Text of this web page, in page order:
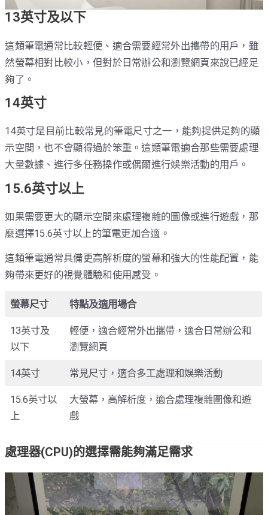
13英寸及以下
這類筆電通常比較輕便、適合需要經常外出攜帶的用戶，雖
然螢幕相對比較小，但對於日常辦公和瀏覽網頁來說已經足
夠了。
14英寸
14英寸是目前比較常見的筆電尺寸之一，能夠提供足夠的顯
示空間，也不會顯得過於笨重。這類筆電適合那些需要處理
大量數據、進行多任務操作或偶爾進行娛樂活動的用戶。
15.6英寸以上
如果需要更大的顯示空間來處理複雜的圖像或進行遊戲，那
麼選擇15.6英寸以上的筆電更加合適。
這類筆電通常具備更高解析度的螢幕和強大的性能配置，能
夠帶來更好的視覺體驗和使用感受。
螢幕尺寸 特點及適用場合
13英寸及
以下
輕便，適合經常外出攜帶，適合日常辦公和
瀏覽網頁
14英寸 常見尺寸，適合多工處理和娛樂活動
15.6英寸以
上
大螢幕，高解析度，適合處理複雜圖像和遊
戲
處理器(CPU)的選擇需能夠滿足需求